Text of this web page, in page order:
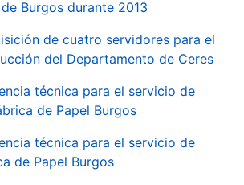
Burgos durante 2013
de cuatro servidores para el
del Departamento de Ceres
técnica para el servicio de
de Papel Burgos
técnica para el servicio de
de Papel Burgos